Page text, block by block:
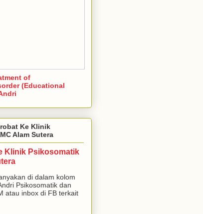
of
(Educational
Ke Klinik
Alam Sutera
Klinik Psikosomatik
di dalam kolom
Psikosomatik dan
atau inbox di FB terkait